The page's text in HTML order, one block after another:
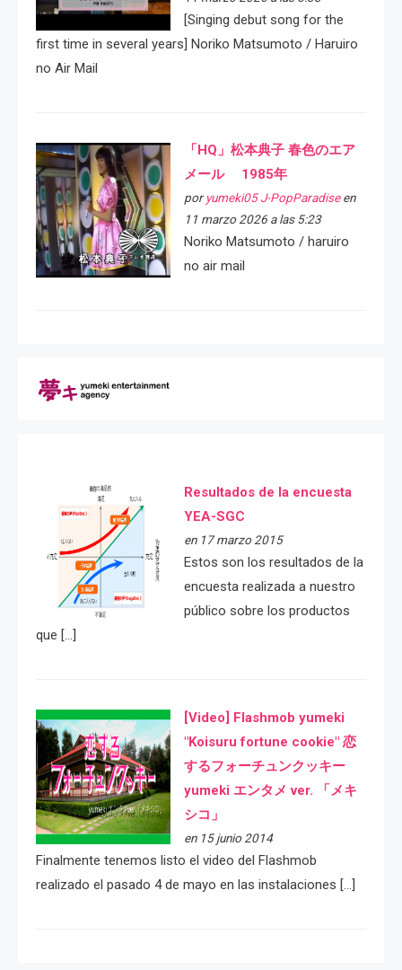
[Singing debut song for the
first time in several years] Noriko Matsumoto / Haruiro
no Air Mail
「HQ」松本典子 春色のエア
メール 1985年
por yumeki05 J-PopParadiseen
11 marzo 2026 a las 5:23
Noriko Matsumoto / haruiro
no air mail
Resultados de la encuesta
YEA-SGC
en 17 marzo 2015
Estos son los resultados de la
encuesta realizada a nuestro
público sobre los productos
que […]
[Video] Flashmob yumeki
"Koisuru fortune cookie" 恋
するフォーチュンクッキー
yumeki エンタメ ver. 「メキ
シコ」
en 15 junio 2014
Finalmente tenemos listo el video del Flashmob
realizado el pasado 4 de mayo en las instalaciones […]